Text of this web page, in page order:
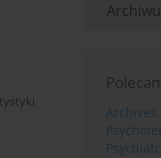
Archives